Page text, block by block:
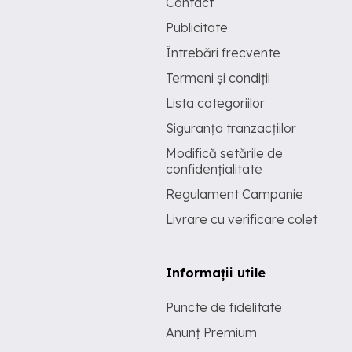
Publicitate
Întrebări frecvente
Termeni și condiții
Lista categoriilor
Siguranța tranzacțiilor
Modifică setările de
confidențialitate
Regulament Campanie
Livrare cu verificare colet
Informații utile
Puncte de fidelitate
Anunț Premium